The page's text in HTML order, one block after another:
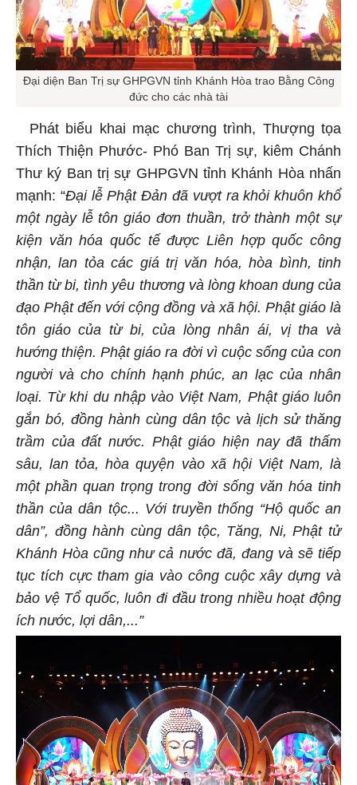
Đại diện Ban Trị sự GHPGVN tỉnh Khánh Hòa trao Bằng Công
đức cho các nhà tài
Phát biểu khai mạc chương trình, Thượng tọa
Thích Thiện Phước- Phó Ban Trị sự, kiêm Chánh
Thư ký Ban trị sự GHPGVN tỉnh Khánh Hòa nhấn
mạnh: “Đại lễ Phật Đản đã vượt ra khỏi khuôn khổ
một ngày lễ tôn giáo đơn thuần, trở thành một sự
kiện văn hóa quốc tế được Liên hợp quốc công
nhận, lan tỏa các giá trị văn hóa, hòa bình, tinh
thần từ bi, tình yêu thương vàlòngkhoan dung của
đạo Phật đến với cộng đồng và xã hội. Phật giáo là
tôn giáo của từ bi, của lòng nhân ái, vị tha và
hướng thiện. Phật giáo ra đời vì cuộc sống của con
người và cho chính hạnh phúc, an lạc của nhân
loại. Từ khi du nhập vào Việt Nam, Phật giáo luôn
gắn bó, đồng hành cùng dân tộc và lịch sử thăng
trầm của đất nước. Phật giáo hiện nay đã thấm
sâu, lan tỏa, hòa quyện vào xã hội Việt Nam, là
một phần quan trọng trong đời sống văn hóa tinh
thần của dân tộc... Với truyền thống “Hộ quốc an
dân”, đồng hành cùng dân tộc, Tăng, Ni, Phật tử
Khánh Hòa cũng như cả nước đã, đang và sẽ tiếp
tục tích cực tham gia vào công cuộc xây dựng và
bảo vệ Tổ quốc, luôn đi đầu trong nhiều hoạt động
ích nước, lợi dân,...”